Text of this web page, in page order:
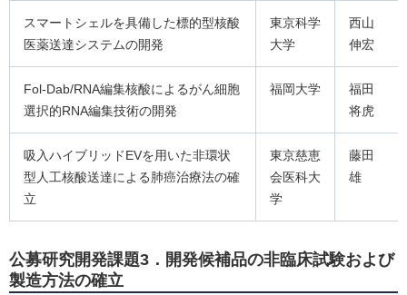
スマートシェルを具備した標的型核酸
医薬送達システムの開発
東京科学
大学
西山
伸宏
Fol-Dab/RNA編集核酸によるがん細胞
選択的RNA編集技術の開発
福岡大学
福田
将虎
吸入ハイブリッドEVを用いた非環状
型人工核酸送達による肺癌治療法の確
立
東京慈恵
会医科大
学
藤田
雄
公募研究開発課題3．開発候補品の非臨床試験および
製造方法の確立